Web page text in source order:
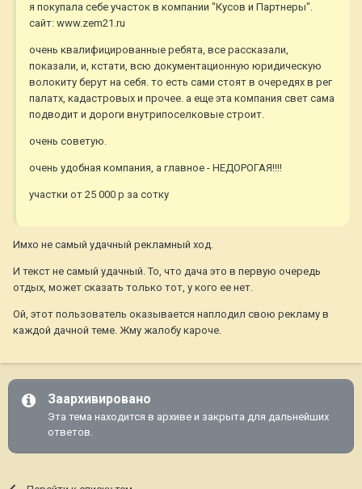
я покупала себе участок в компании "Кусов и Партнеры".
сайт: www.zem21.ru
очень квалифицированные ребята, все рассказали,
показали, и, кстати, всю документационную юридическую
волокиту берут на себя. то есть сами стоят в очередях в рег
палатх, кадастровых и прочее. а еще эта компания свет сама
подводит и дороги внутрипоселковые строит.
очень советую.
очень удобная компания, а главное - НЕДОРОГАЯ!!!!
участки от 25 000 р за сотку
Имхо не самый удачный рекламный ход.
И текст не самый удачный. То, что дача это в первую очередь
отдых, может сказать только тот, у кого ее нет.
Ой, этот пользователь оказывается наплодил свою рекламу в
каждой дачной теме. Жму жалобу кароче.
Заархивировано
Эта тема находится в архиве и закрыта для дальнейших
ответов.